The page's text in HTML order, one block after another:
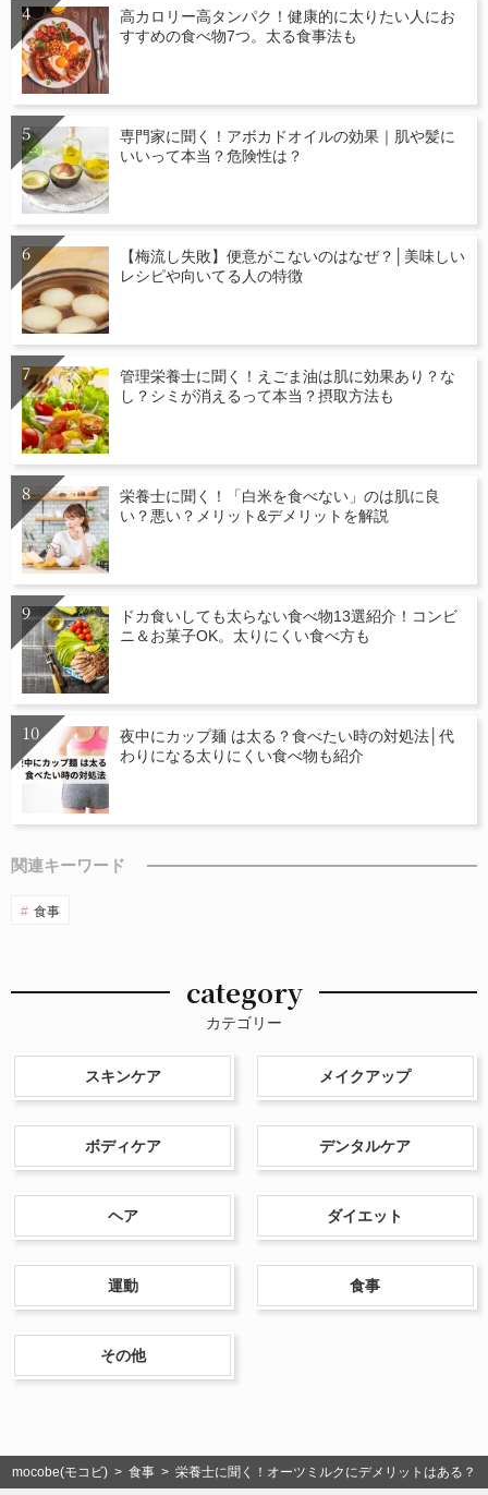
高カロリー高タンパク！健康的に太りたい人にお
すすめの食べ物7つ。太る食事法も
専門家に聞く！アボカドオイルの効果｜肌や髪に
いいって本当？危険性は？
【梅流し失敗】便意がこないのはなぜ？│美味しい
レシピや向いてる人の特徴
管理栄養士に聞く！えごま油は肌に効果あり？な
し？シミが消えるって本当？摂取方法も
栄養士に聞く！「白米を食べない」のは肌に良
い？悪い？メリット&デメリットを解説
ドカ食いしても太らない食べ物13選紹介！コンビ
ニ＆お菓子OK。太りにくい食べ方も
夜中にカップ麺 は太る？食べたい時の対処法│代
わりになる太りにくい食べ物も紹介
関連キーワード
食事
category
カテゴリー
スキンケア メイクアップ
ボディケア デンタルケア
ヘア ダイエット
運動 食事
その他
mocobe(モコビ) >食事 > 栄養士に聞く！オーツミルクにデメリットはある？